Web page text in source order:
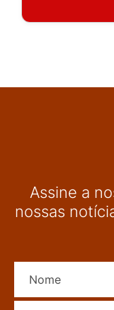
Assine a
nossas